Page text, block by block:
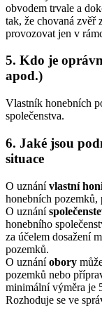
obvodem trvale a
tak, že chovaná zvěř
provozovat jen v
5. Kdo je
apod.)
Vlastník honebních
společenstva.
6. Jaké jsou
situace
O uznánívlastní
honebních
O uznání
honebního
za účelem dosažení
pozemků.
O uznáníobory
pozemků nebo
minimální výměra je
Rozhoduje se ve